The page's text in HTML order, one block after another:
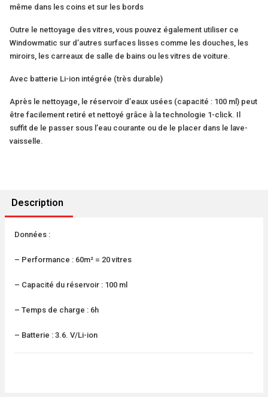
même dans les coins et sur les bords
Outre le nettoyage des vitres, vous pouvez également utiliser ce
Windowmatic sur d’autres surfaces lisses comme les douches, les
miroirs, les carreaux de salle de bains ou les vitres de voiture.
Avec batterie Li-ion intégrée (très durable)
Après le nettoyage, le réservoir d’eaux usées (capacité : 100 ml) peut
être facilement retiré et nettoyé grâce à la technologie 1-click. Il
suffit de le passer sous l’eau courante ou de le placer dans le lave-
vaisselle.
Description
Données :
– Performance : 60m² = 20 vitres
– Capacité du réservoir : 100 ml
– Temps de charge : 6h
– Batterie : 3.6. V/Li-ion